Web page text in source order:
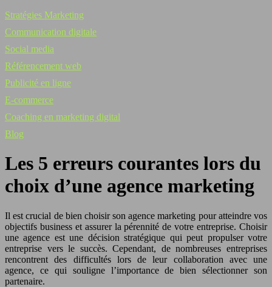
Stratégies Marketing
Communication digitale
Social media
Référencement web
Publicité en ligne
E-commerce
Coaching en marketing digital
Blog
Les 5 erreurs courantes lors du
choix d’une agence marketing
Il est crucial de bien choisir son agence marketing pour atteindre vos
objectifs business et assurer la pérennité de votre entreprise. Choisir
une agence est une décision stratégique qui peut propulser votre
entreprise vers le succès. Cependant, de nombreuses entreprises
rencontrent des difficultés lors de leur collaboration avec une
agence, ce qui souligne l’importance de bien sélectionner son
partenaire.